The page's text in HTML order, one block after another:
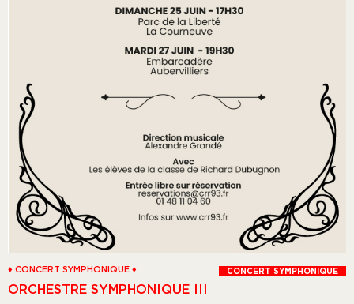
CONCERT SYMPHONIQUE
♦ CONCERT SYMPHONIQUE ♦
ORCHESTRE SYMPHONIQUE III